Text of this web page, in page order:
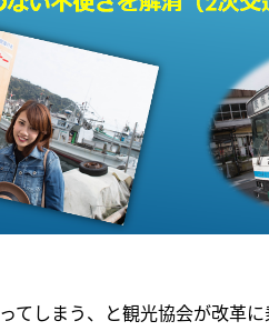
てしまう、と観光協会が改革